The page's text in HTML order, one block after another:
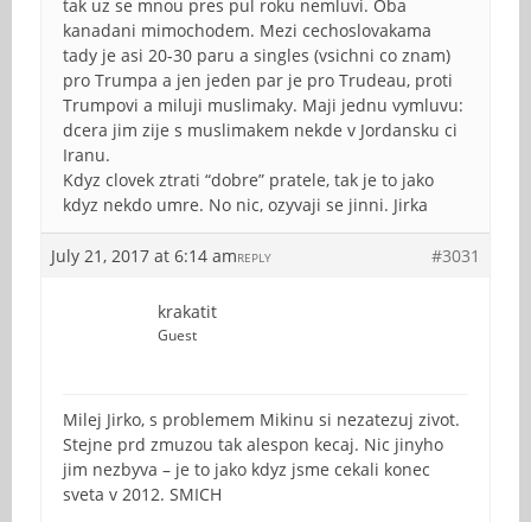
tak uz se mnou pres pul roku nemluvi. Oba
kanadani mimochodem. Mezi cechoslovakama
tady je asi 20-30 paru a singles (vsichni co znam)
pro Trumpa a jen jeden par je pro Trudeau, proti
Trumpovi a miluji muslimaky. Maji jednu vymluvu:
dcera jim zije s muslimakem nekde v Jordansku ci
Iranu.
Kdyz clovek ztrati “dobre” pratele, tak je to jako
kdyz nekdo umre. No nic, ozyvaji se jinni. Jirka
July 21, 2017 at 6:14 am #3031
REPLY
krakatit
Guest
Milej Jirko, s problemem Mikinu si nezatezuj zivot.
Stejne prd zmuzou tak alespon kecaj. Nic jinyho
jim nezbyva – je to jako kdyz jsme cekali konec
sveta v 2012. SMICH